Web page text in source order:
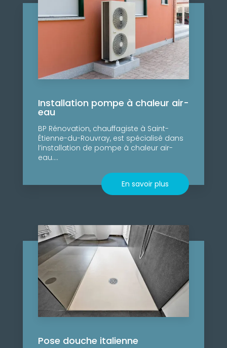
Installation pompe à chaleur air-
eau
BP Rénovation, chauffagiste à Saint-
Étienne-du-Rouvray, est spécialisé dans
l’installation de pompe à chaleur air-
eau....
En savoir plus
Pose douche italienne